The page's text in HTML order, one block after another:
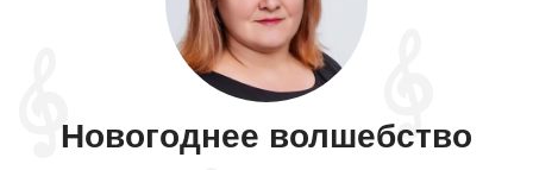
Новогоднее волшебство